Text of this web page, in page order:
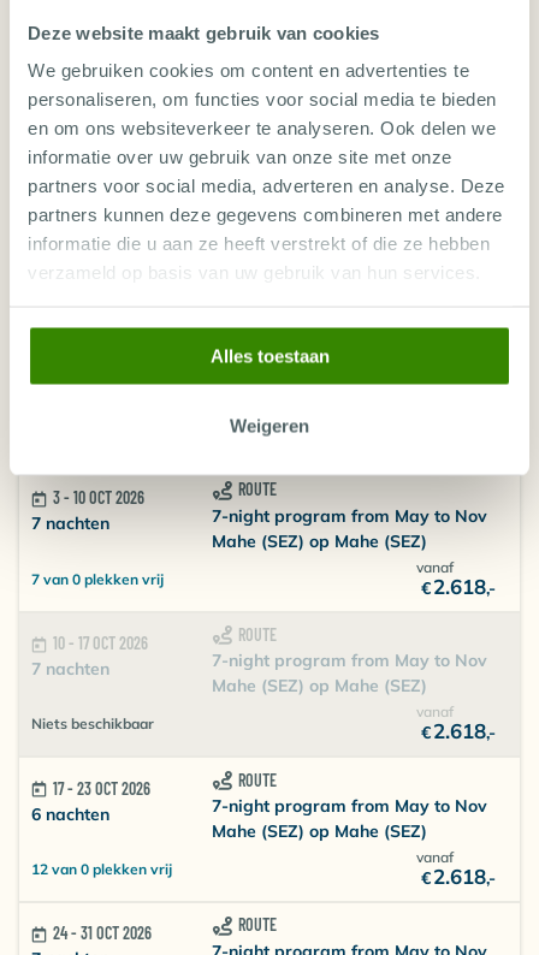
Deze website maakt gebruik van cookies
We gebruiken cookies om content en advertenties te
personaliseren, om functies voor social media te bieden
en om ons websiteverkeer te analyseren. Ook delen we
informatie over uw gebruik van onze site met onze
partners voor social media, adverteren en analyse. Deze
partners kunnen deze gegevens combineren met andere
informatie die u aan ze heeft verstrekt of die ze hebben
verzameld op basis van uw gebruik van hun services.
Alles toestaan
Weigeren
12 - 19 SEP 2026
7 nachten
7-night program from May to Nov
Mahe (SEZ) op Mahe (SEZ)
vanaf
€2.618
19 - 26 SEP 2026
7 nachten
ROUTE
7-night program from May to Nov
Mahe (SEZ) op Mahe (SEZ)
vanaf
7 nachten
7-night program from May to Nov
3 - 10 OCT 2026
7 nachten
ROUTE
7-night program from May to Nov
Mahe (SEZ) op Mahe (SEZ)
vanaf
€2.618,-
7 van 0 plekken vrij
10 - 17 OCT 2026
7 nachten
ROUTE
7-night program from May to Nov
Mahe (SEZ) op Mahe (SEZ)
vanaf
€2.618,-
Niets beschikbaar
17 - 23 OCT 2026
6 nachten
ROUTE
7-night program from May to Nov
Mahe (SEZ) op Mahe (SEZ)
vanaf
€2.618,-
12 van 0 plekken vrij
24 - 31 OCT 2026 ROUTE